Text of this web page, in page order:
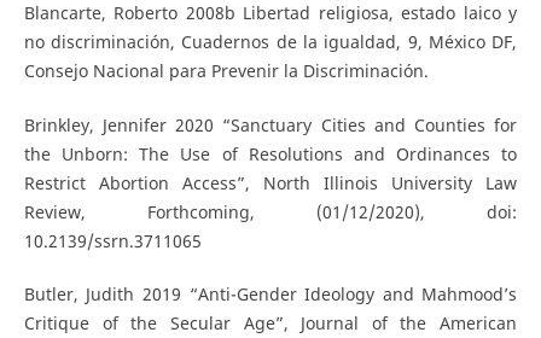
Blancarte, Roberto 2008b Libertad religiosa, estado laico y
no discriminación, Cuadernos de la igualdad, 9, México DF,
Consejo Nacional para Prevenir la Discriminación.
Brinkley, Jennifer 2020 “Sanctuary Cities and Counties for
the Unborn: The Use of Resolutions and Ordinances to
Restrict Abortion Access”, North Illinois University Law
Review, Forthcoming, (01/12/2020), doi:
10.2139/ssrn.3711065
Butler, Judith 2019 “Anti-Gender Ideology and Mahmood’s
Critique of the Secular Age”, Journal of the American